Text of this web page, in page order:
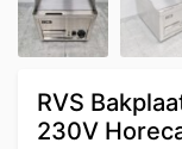
RVS
230V